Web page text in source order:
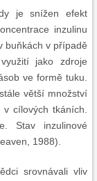
je snížen efekt
inzulinu
buňkách v případě
jako zdroje
ve formě tuku.
větší množství
cílových tkáních.
Stav inzulinové
1988).
srovnávali vliv